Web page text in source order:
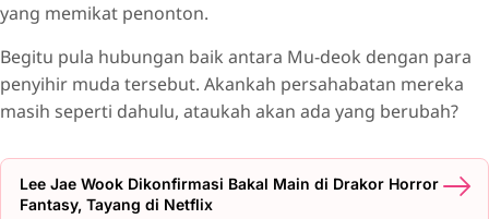
yang memikat penonton.
Begitu pula hubungan baik antara Mu-deok dengan para
penyihir muda tersebut. Akankah persahabatan mereka
masih seperti dahulu, ataukah akan ada yang berubah?
Lee Jae Wook Dikonfirmasi Bakal Main di Drakor Horror
Fantasy, Tayang di Netflix